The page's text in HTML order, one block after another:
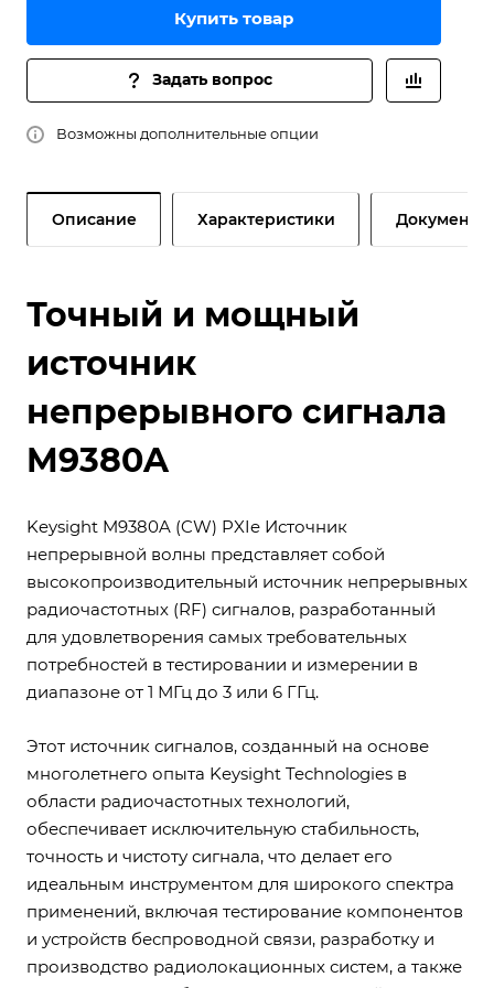
Купить товар
Задать вопрос
Возможны дополнительные опции
Описание Характеристики Документы
Точный и мощный
источник
непрерывного сигнала
M9380A
Keysight M9380A (CW) PXIe Источник
непрерывной волны представляет собой
высокопроизводительный источник непрерывных
радиочастотных (RF) сигналов, разработанный
для удовлетворения самых требовательных
потребностей в тестировании и измерении в
диапазоне от 1 МГц до 3 или 6 ГГц.
Этот источник сигналов, созданный на основе
многолетнего опыта Keysight Technologies в
области радиочастотных технологий,
обеспечивает исключительную стабильность,
точность и чистоту сигнала, что делает его
идеальным инструментом для широкого спектра
применений, включая тестирование компонентов
и устройств беспроводной связи, разработку и
производство радиолокационных систем, а также